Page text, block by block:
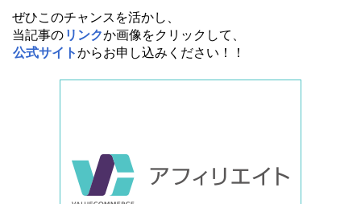
ぜひこのチャンスを活かし、
当記事の リンクか画像をクリックして、
公式サイトからお申し込みください！！